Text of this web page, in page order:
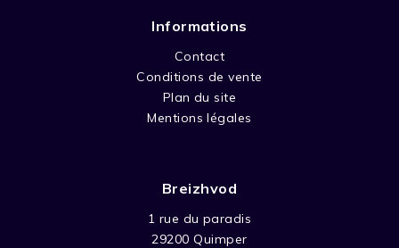
Informations
Contact
Conditions de vente
Plan du site
Mentions légales
Breizhvod
1 rue du paradis
29200 Quimper